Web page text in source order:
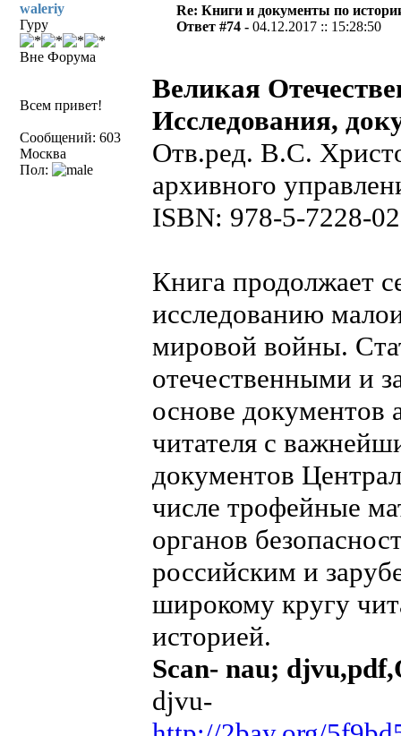
waleriy
Гуру
Вне Форума
Всем привет!
Сообщений: 603
Москва
Пол:
Re: Книги и документы по
Ответ #74 -04.12.2017 :: 15:28:50
Великая
Исследования,
Отв.ред. В.С.
архивного
ISBN: 978-5-7228-
Книга продолжает
исследованию
мировой войны.
отечественными и
основе документов
читателя с
документов
числе трофейные
органов
российским и
широкому кругу
историей.
Scan- nau;
djvu-